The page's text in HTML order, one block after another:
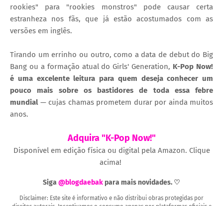
rookies" para "rookies monstros" pode causar certa
estranheza nos fãs, que já estão acostumados com as
versões em inglês.
Tirando um errinho ou outro, como a data de debut do Big
Bang ou a formação atual do Girls' Generation, K-Pop Now!
é uma excelente leitura para quem deseja conhecer um
pouco mais sobre os bastidores de toda essa febre
mundial — cujas chamas prometem durar por ainda muitos
anos.
Adquira "K-Pop Now!"
Disponível em edição física ou digital pela Amazon. Clique
acima!
Siga @blogdaebak para mais novidades. ♡
Disclaimer: Este site é informativo e não distribui obras protegidas por